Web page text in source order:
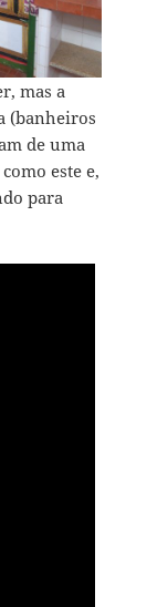
mas a
(banheiros
de uma
este e,
para